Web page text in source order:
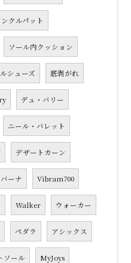
クルパット
ソール内クッション
シューズ 底剥がれ
デュ・バリー
ニール・バレット
デザートカーン
ーナ Vibram700
Walker ウォーカー
ペダラ アシックス
ソール MyJoys